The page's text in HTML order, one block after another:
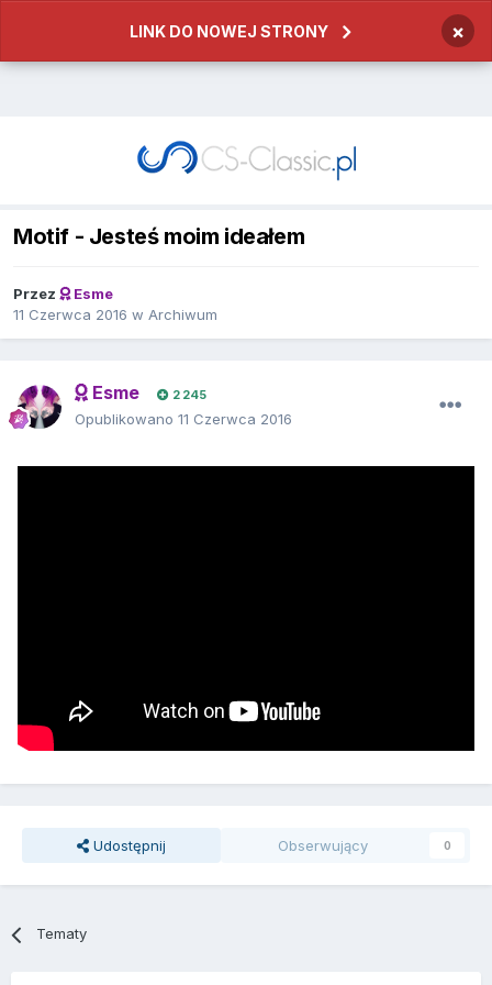
LINK DO NOWEJ STRONY ×
Motif - Jesteś moim ideałem
Przez
Esme
11 Czerwca 2016 w Archiwum
Esme 2 245
Opublikowano 11 Czerwca 2016
Udostępnij Obserwujący 0
Tematy